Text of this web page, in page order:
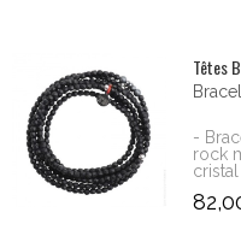
Têtes
-
rock